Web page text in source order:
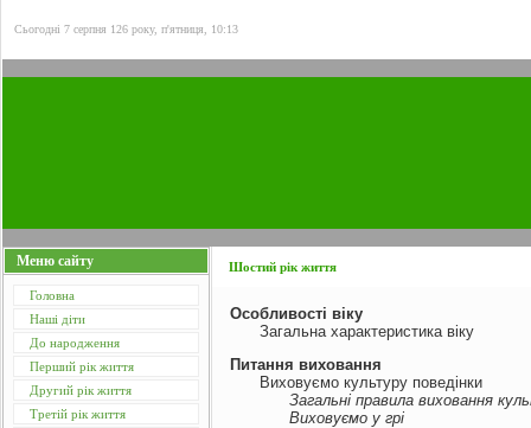
Сьогодні 7 серпня 126 року, п'ятниця, 10:13
Меню сайту
Головна
Наші діти
До народження
Перший рік життя
Другий рік життя
Третій рік життя
Шостий рік життя
Особливості віку
Загальна характеристика віку
Питання виховання
Виховуємо культуру поведінки
Загальні правила виховання
Виховуємо у грі